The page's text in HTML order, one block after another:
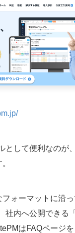
として便利なのが
フォーマットに沿
社内へ公開できる
はFAQページ